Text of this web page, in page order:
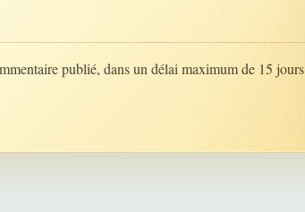
publié, dans un délai maximum de 15 jours